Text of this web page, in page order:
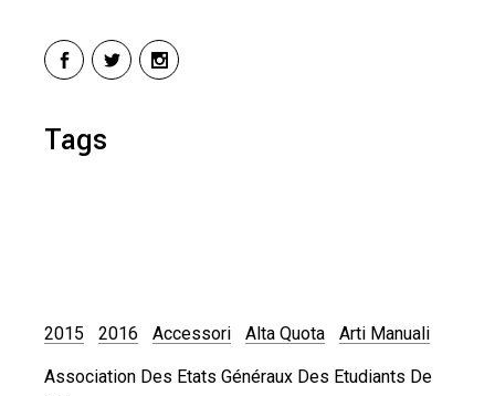
Tags
2015 2016 Accessori Alta Quota Arti Manuali
Association Des Etats Généraux Des Etudiants De